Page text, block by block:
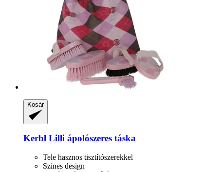
Kosár
Kerbl Lilli ápolószeres táska
Tele hasznos tisztítószerekkel
Színes design